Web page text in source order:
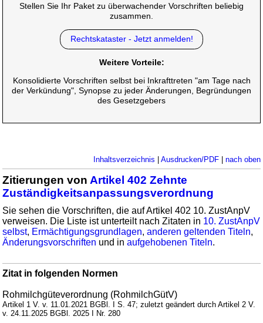
Stellen Sie Ihr Paket zu überwachender Vorschriften beliebig
zusammen.
Rechtskataster - Jetzt anmelden!
Weitere Vorteile:
Konsolidierte Vorschriften selbst bei Inkrafttreten "am Tage nach
der Verkündung", Synopse zu jeder Änderungen, Begründungen
des Gesetzgebers
Inhaltsverzeichnis Ausdrucken/PDF| nach oben
Zitierungen von Artikel 402 Zehnte
Zuständigkeitsanpassungsverordnung
Sie sehen die Vorschriften, die auf Artikel 402 10. ZustAnpV
verweisen. Die Liste ist unterteilt nach Zitaten in 10. ZustAnpV
selbst, Ermächtigungsgrundlagen,anderen geltenden Titeln,
Änderungsvorschriften und inaufgehobenen Titeln.
Zitat in folgenden Normen
Rohmilchgüteverordnung (RohmilchGütV)
Artikel 1 V. v. 11.01.2021 BGBl. I S. 47; zuletzt geändert durch Artikel 2 V.
v. 24.11.2025 BGBl. 2025 I Nr. 280